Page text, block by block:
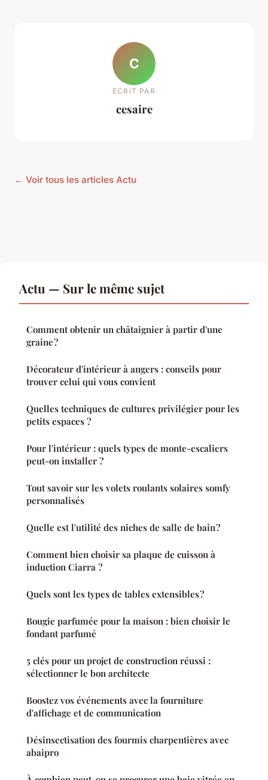
C
ECRIT PAR
cesaire
← Voir tous les articles Actu
Actu — Sur le même sujet
Comment obtenir un châtaignier à partir d'une
graine ?
Décorateur d'intérieur à angers : conseils pour
trouver celui qui vous convient
Quelles techniques de cultures privilégier pour les
petits espaces ?
Pour l'intérieur : quels types de monte-escaliers
peut-on installer ?
Tout savoir sur les volets roulants solaires somfy
personnalisés
Quelle est l'utilité des niches de salle de bain ?
Comment bien choisir sa plaque de cuisson à
induction Ciarra ?
Quels sont les types de tables extensibles ?
Bougie parfumée pour la maison : bien choisir le
fondant parfumé
5 clés pour un projet de construction réussi :
sélectionner le bon architecte
Boostez vos événements avec la fourniture
d'affichage et de communication
Désinsectisation des fourmis charpentières avec
abaipro